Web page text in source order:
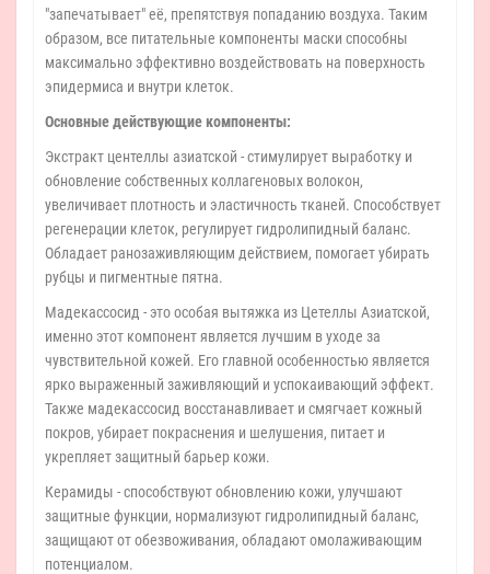
"запечатывает" её, препятствуя попаданию воздуха. Таким
образом, все питательные компоненты маски способны
максимально эффективно воздействовать на поверхность
эпидермиса и внутри клеток.
Основные действующие компоненты:
Экстракт центеллы азиатской - стимулирует выработку и
обновление собственных коллагеновых волокон,
увеличивает плотность и эластичность тканей. Способствует
регенерации клеток, регулирует гидролипидный баланс.
Обладает ранозаживляющим действием, помогает убирать
рубцы и пигментные пятна.
Мадекассосид - это особая вытяжка из Цетеллы Азиатской,
именно этот компонент является лучшим в уходе за
чувствительной кожей. Его главной особенностью является
ярко выраженный заживляющий и успокаивающий эффект.
Также мадекассосид восстанавливает и смягчает кожный
покров, убирает покраснения и шелушения, питает и
укрепляет защитный барьер кожи.
Керамиды - способствуют обновлению кожи, улучшают
защитные функции, нормализуют гидролипидный баланс,
защищают от обезвоживания, обладают омолаживающим
потенциалом.